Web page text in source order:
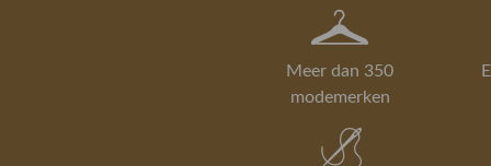
Meer dan 350
modemerken